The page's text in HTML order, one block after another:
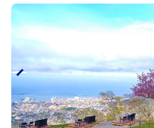
운행기간
【여름기】2026년 4월 25일(
일(화·축)
【동기】2026년 11월 28일(토
월 28일(일)